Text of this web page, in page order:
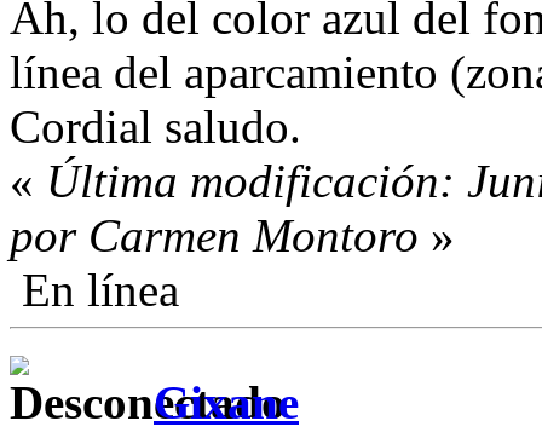
Ah, lo del color azul del
línea del aparcamiento
Cordial saludo.
« Última modificación:
por Carmen Montoro »
En línea
Gixane